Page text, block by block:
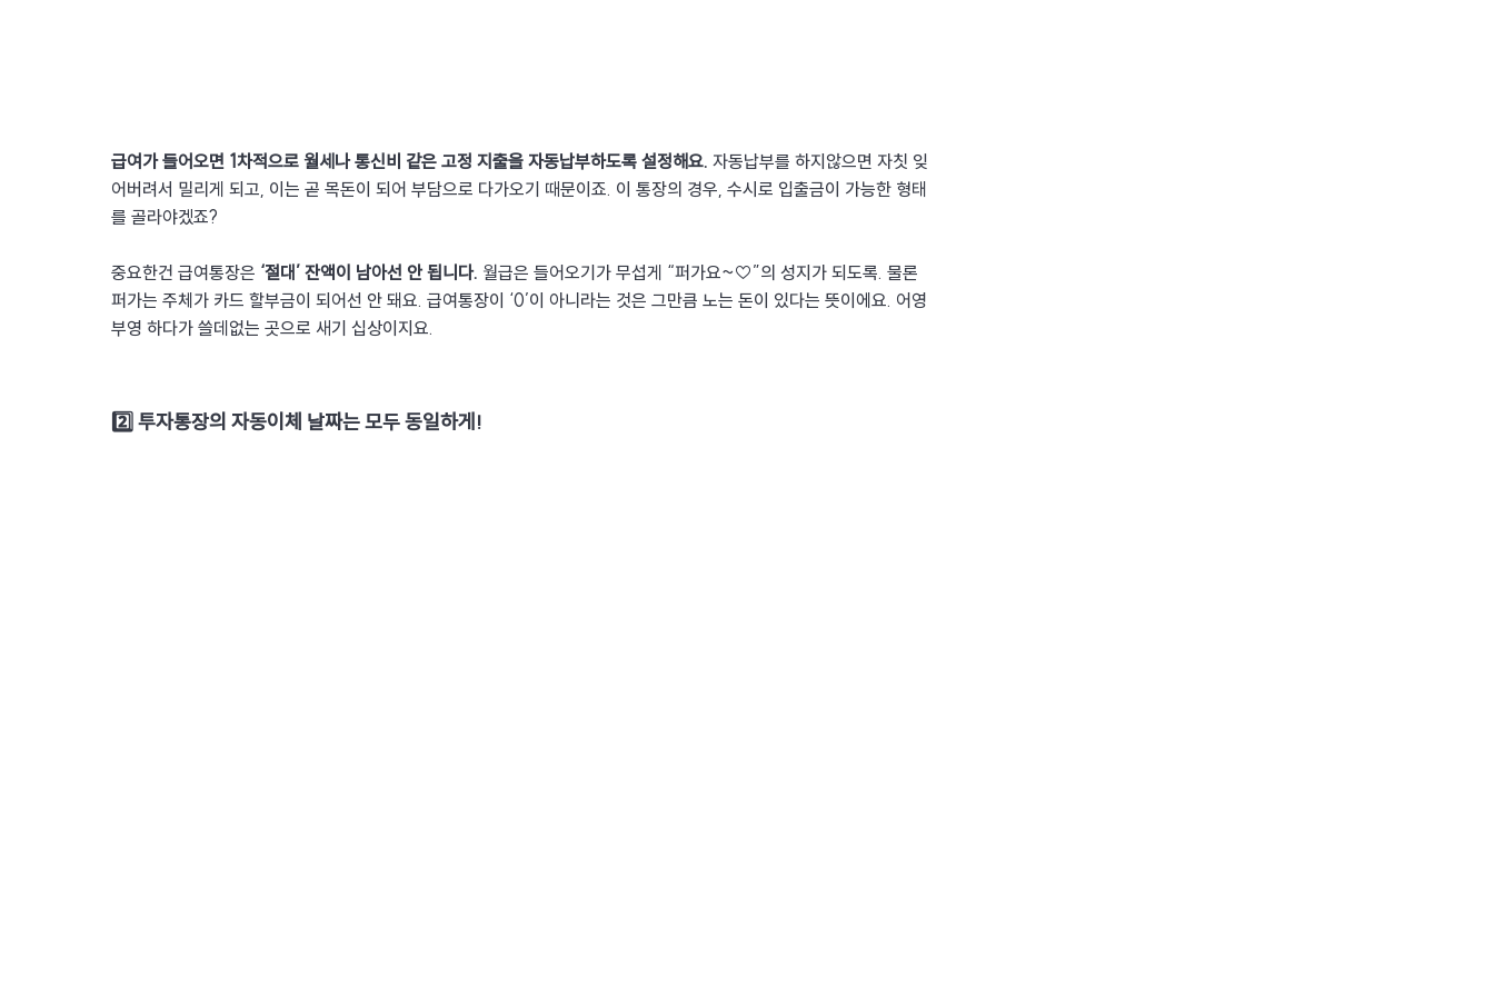
급여가 들어오면 1차적으로 월세나 통신비 같은 고정 지출을 자동납부하도록 설정해요. 자동납부를 하지않으면 자칫 잊
어버려서 밀리게 되고, 이는 곧 목돈이 되어 부담으로 다가오기 때문이죠. 이 통장의 경우, 수시로 입출금이 가능한 형태
를 골라야겠죠?
중요한건 급여통장은 ‘절대’ 잔액이 남아선 안 됩니다. 월급은 들어오기가 무섭게 “퍼가요~♡”의 성지가 되도록. 물론
퍼가는 주체가 카드 할부금이 되어선 안 돼요. 급여통장이 ‘0’이 아니라는 것은 그만큼 노는 돈이 있다는 뜻이에요. 어영
부영 하다가 쓸데없는 곳으로 새기 십상이지요.
2️⃣ 투자통장의 자동이체 날짜는 모두 동일하게!